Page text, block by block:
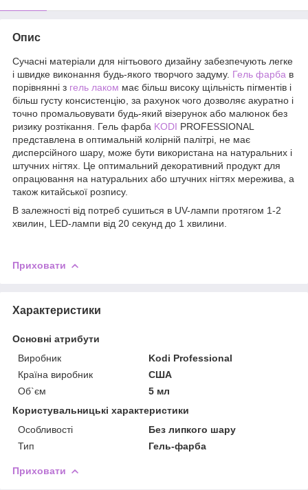
Опис
Сучасні матеріали для нігтьового дизайну забезпечують легке
і швидке виконання будь-якого творчого задуму. Гель фарба в
порівнянні з гель лаком має більш високу щільність пігментів і
більш густу консистенцію, за рахунок чого дозволяє акуратно і
точно промальовувати будь-який візерунок або малюнок без
ризику розтікання. Гель фарба KODI PROFESSIONAL
представлена в оптимальній колірній палітрі, не має
дисперсійного шару, може бути використана на натуральних і
штучних нігтях. Це оптимальний декоративний продукт для
опрацювання на натуральних або штучних нігтях мережива, а
також китайської розпису.
В залежності від потреб сушиться в UV-лампи протягом 1-2
хвилин, LED-лампи від 20 секунд до 1 хвилини.
Приховати
Характеристики
Основні атрибути
Виробник
Kodi Professional
Країна виробник
США
Об`єм
5 мл
Користувальницькі характеристики
Особливості
Без липкого шару
Тип
Гель-фарба
Приховати